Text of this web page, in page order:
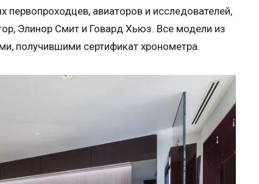
первопроходцев, авиаторов и исследователей,
Элинор Смит и Говард Хьюз. Все модели из
получившими сертификат хронометра.